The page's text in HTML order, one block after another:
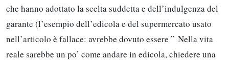
che hanno adottato la scelta suddetta e dell’indulgenza del
garante (l’esempio dell’edicola e del supermercato usato
nell’articolo è fallace: avrebbe dovuto essere ” Nella vita
reale sarebbe un po’ come andare in edicola, chiedere una